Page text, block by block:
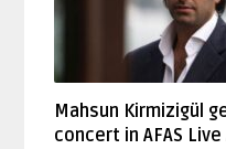
Mahsun Kirmizigül
concert in AFAS